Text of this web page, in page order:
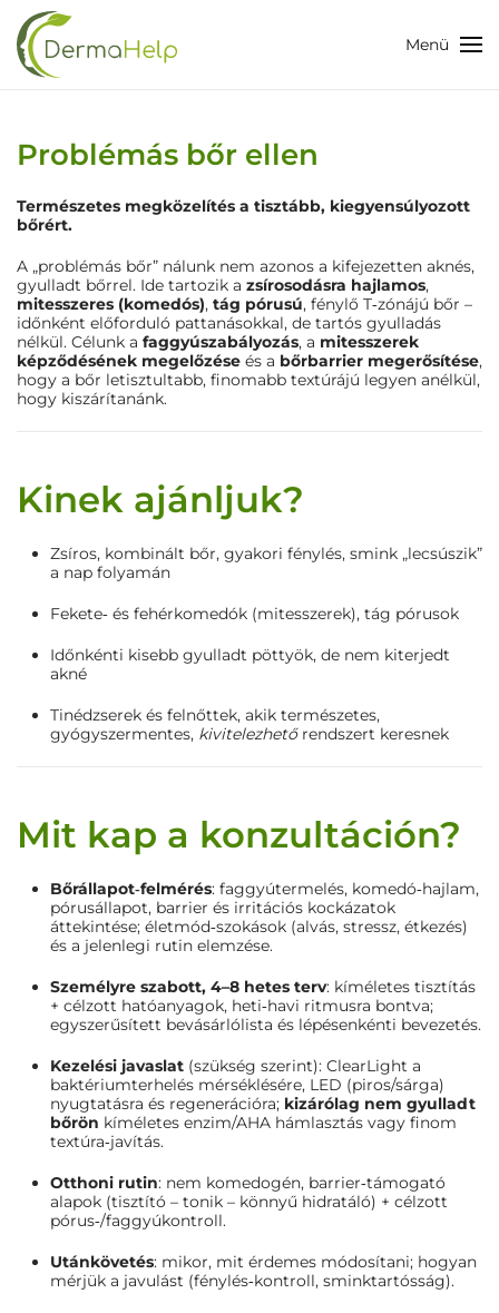
Skip
to
Menü
Problémás bőr ellen
Természetes megközelítés a tisztább, kiegyensúlyozott
bőrért.
A „problémás bőr” nálunk nem azonos a kifejezetten aknés,
gyulladt bőrrel. Ide tartozik a zsírosodásra hajlamos,
mitesszeres (komedós), tág pórusú, fénylő T‑zónájú bőr –
időnként előforduló pattanásokkal, de tartós gyulladás
nélkül. Célunk a faggyúszabályozás, a mitesszerek
képződésének megelőzése és a bőrbarrier megerősítése,
hogy a bőr letisztultabb, finomabb textúrájú legyen anélkül,
hogy kiszárítanánk.
Kinek ajánljuk?
Zsíros, kombinált bőr, gyakori fénylés, smink „lecsúszik”
a nap folyamán
Fekete‑ és fehérkomedók (mitesszerek), tág pórusok
Időnkénti kisebb gyulladt pöttyök, de nem kiterjedt
akné
Tinédzserek és felnőttek, akik természetes,
gyógyszermentes, kivitelezhetőrendszert keresnek
Mit kap a konzultáción?
Bőrállapot‑felmérés: faggyútermelés, komedó‑hajlam,
pórusállapot, barrier és irritációs kockázatok
áttekintése; életmód‑szokások (alvás, stressz, étkezés)
és a jelenlegi rutin elemzése.
Személyre szabott, 4–8 hetes terv: kíméletes tisztítás
+ célzott hatóanyagok, heti‑havi ritmusra bontva;
egyszerűsített bevásárlólista és lépésenkénti bevezetés.
Kezelési javaslat (szükség szerint): ClearLight a
baktériumterhelés mérséklésére, LED (piros/sárga)
nyugtatásra és regenerációra; kizárólag nem gyulladt
bőrön kíméletes enzim/AHA hámlasztás vagy finom
textúra‑javítás.
Otthoni rutin: nem komedogén, barrier‑támogató
alapok (tisztító – tonik – könnyű hidratáló) + célzott
pórus‑/faggyúkontroll.
Utánkövetés: mikor, mit érdemes módosítani; hogyan
mérjük a javulást (fénylés‑kontroll, sminktartósság).